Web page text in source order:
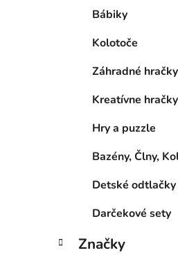
Bábiky
Kolotoče
Záhradné hračky
Kreatívne hračky
Hry a puzzle
Bazény, Člny,
Detské
Darčekové sety
Značky